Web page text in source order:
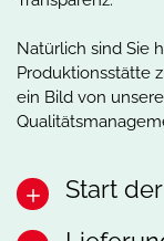
Natürlich sind Sie
Produktionsstätte
ein Bild von
Start